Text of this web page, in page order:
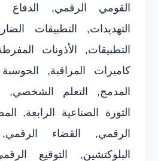
القومي الرقمي, الدفاع
التهديدات, التطبيقات
التطبيقات, الأذونات
كاميرات المراقبة,
المدمج, التعلم الشخصي,
الثورة الصناعية الرابعة,
الرقمي, القضاء
البلوكتشين, التوقيع